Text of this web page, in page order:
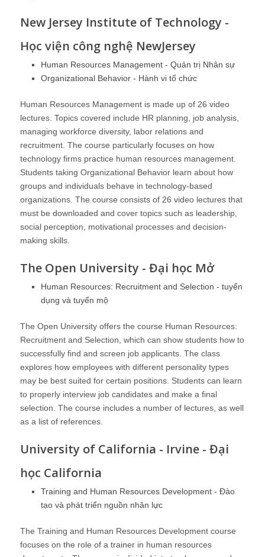
New Jersey Institute of Technology -
Học viện công nghệ NewJersey
Human Resources Management - Quản trị Nhân sự
Organizational Behavior - Hành vi tổ chức
Human Resources Management is made up of 26 video
lectures. Topics covered include HR planning, job analysis,
managing workforce diversity, labor relations and
recruitment. The course particularly focuses on how
technology firms practice human resources management.
Students taking Organizational Behavior learn about how
groups and individuals behave in technology-based
organizations. The course consists of 26 video lectures that
must be downloaded and cover topics such as leadership,
social perception, motivational processes and decision-
making skills.
The Open University - Đại học Mở
Human Resources: Recruitment and Selection - tuyển
dụng và tuyển mộ
The Open University offers the course Human Resources:
Recruitment and Selection , which can show students how to
successfully find and screen job applicants. The class
explores how employees with different personality types
may be best suited for certain positions. Students can learn
to properly interview job candidates and make a final
selection. The course includes a number of lectures, as well
as a list of references.
University of California - Irvine - Đại
học California
Training and Human Resources Development - Đào
tạo và phát triển nguồn nhân lực
The Training and Human Resources Development course
focuses on the role of a trainer in human resources